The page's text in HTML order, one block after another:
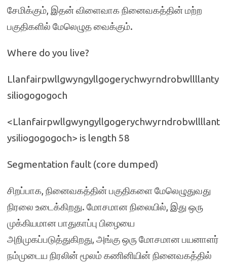
சேமிக்கும், இதன் விளைவாக நினைவகத்தின் மற்ற
பகுதிகளில் மேலெழுத வைக்கும்.
Where do you live?
Llanfairpwllgwyngyllgogerychwyrndrobwllllanty
siliogogogoch
<Llanfairpwllgwyngyllgogerychwyrndrobwllllant
ysiliogogogoch> is length 58
Segmentation fault (core dumped)
சிறப்பாக, நினைவகத்தின் பகுதிகளை மேலெழுதுவது
நிரலை உடைக்கிறது. மோசமான நிலையில், இது ஒரு
முக்கியமான பாதுகாப்பு பிழையை
அறிமுகப்படுத்துகிறது, அங்கு ஒரு மோசமான பயனாளர்
நம்முடைய நிரலின் மூலம் கணினியின் நினைவகத்தில்